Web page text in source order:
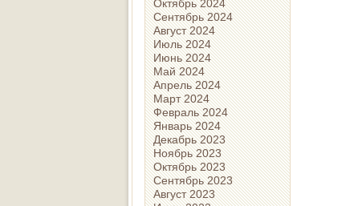
Октябрь 2024
Сентябрь 2024
Август 2024
Июль 2024
Июнь 2024
Май 2024
Апрель 2024
Март 2024
Февраль 2024
Январь 2024
Декабрь 2023
Ноябрь 2023
Октябрь 2023
Сентябрь 2023
Август 2023